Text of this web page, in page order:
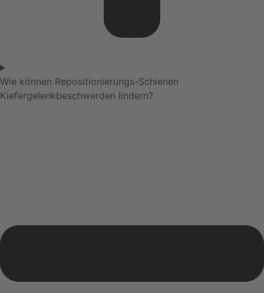
Wie können Repositionierungs-Schienen
Kiefergelenkbeschwerden lindern?